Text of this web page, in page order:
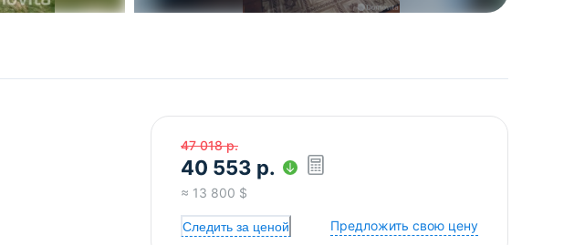
47 018 р.
40 553 р.
≈ 13 800 $
Следить за ценой Предложить свою цену